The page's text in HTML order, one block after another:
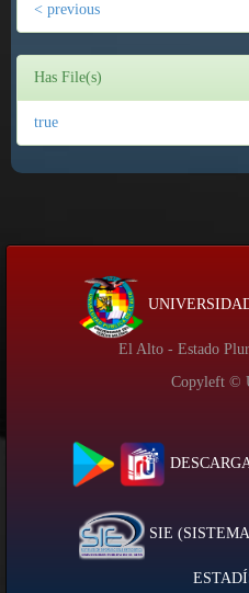
< previous
Has File(s)
true
El Alto - Estado
Copyleft ©
SIE